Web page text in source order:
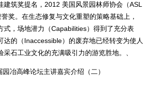
建筑奖提名，2012 美国风景园林师协会（ASL
奖。在生态修复与文化重塑的策略基础上，
式，场地潜力（Capabilities）得到了充分表
达的（Inaccessible）的废弃地已经转变为使人
石工业文化的充满吸引力的游览胜地。、